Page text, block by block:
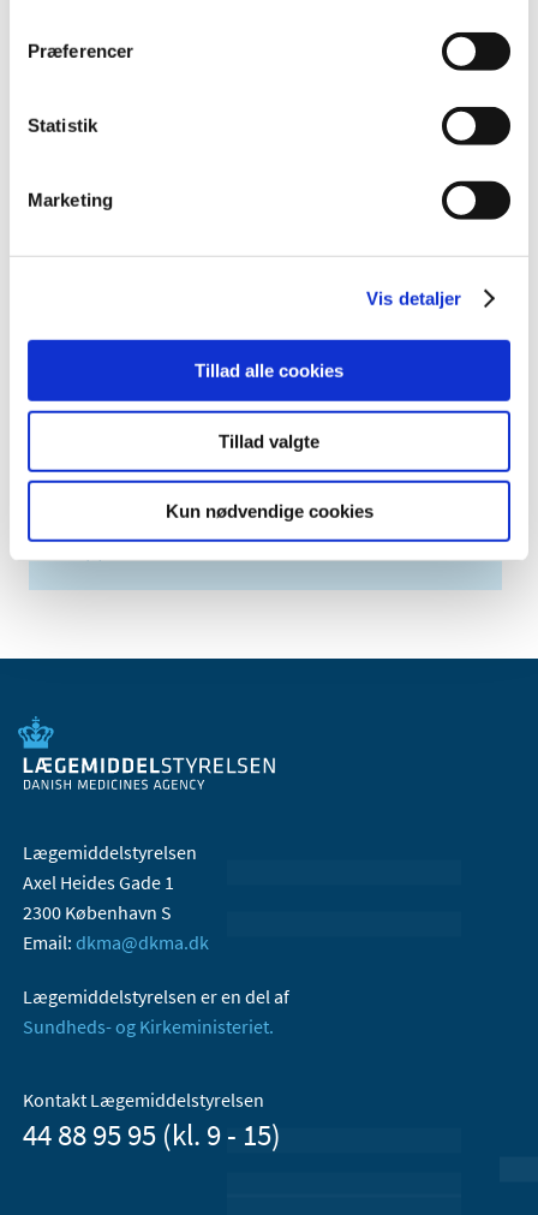
Præferencer
Statistik
Marketing
Vis detaljer
Tillad alle cookies
Tillad valgte
Kun nødvendige cookies
juli (2)
maj (2)
februar (6)
2009 (14)
2007 (3)
Lægemiddelstyrelsen
Axel Heides Gade 1
2300 København S
Email: dkma@dkma.dk
Lægemiddelstyrelsen er en del af
Sundheds- og Kirkeministeriet.
Kontakt Lægemiddelstyrelsen
44 88 95 95 (kl. 9 - 15)